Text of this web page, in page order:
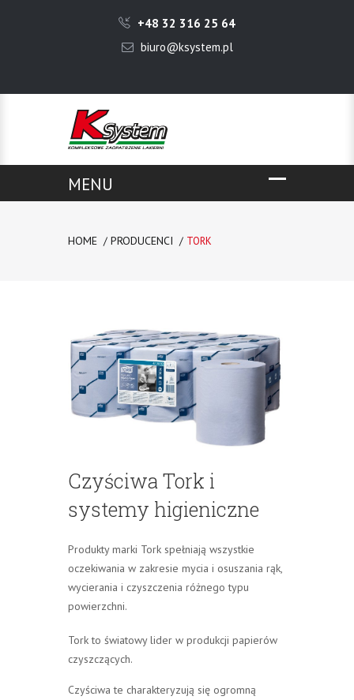
+48 32 316 25 64
biuro@ksystem.pl
HOME PRODUCENCI TORK
Czyściwa Tork i
systemy higieniczne
Produkty marki Tork spełniają wszystkie
oczekiwania w zakresie mycia i osuszania rąk,
wycierania i czyszczenia różnego typu
powierzchni.
Tork to światowy lider w produkcji papierów
czyszczących.
Czyściwa te charakteryzują się ogromną